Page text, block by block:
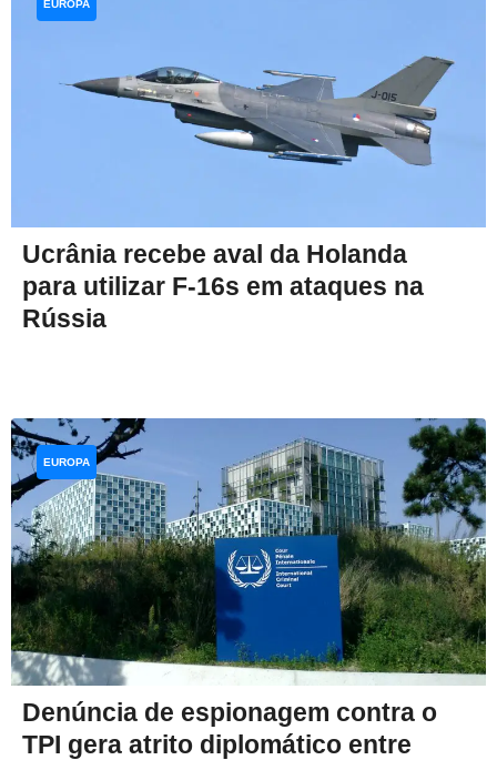
Ucrânia recebe aval da Holanda
para utilizar F-16s em ataques na
Rússia
EUROPA
Denúncia de espionagem contra o
TPI gera atrito diplomático entre
EUROPA